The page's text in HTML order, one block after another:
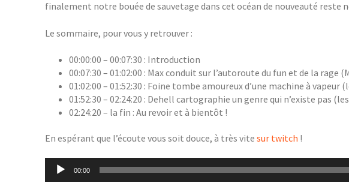
finalement notre bouée de sauvetage dans cet océan de nouveauté reste
Le sommaire, pour vous y retrouver :
00:00:00 – 00:07:30 : Introduction
00:07:30 – 01:02:00 : Max conduit sur l’autoroute du fun et de la rage
01:02:00 – 01:52:30 : Foine tombe amoureux d’une machine à vapeur
01:52:30 – 02:24:20 : Dehell cartographie un genre qui n’existe pas
02:24:20 – la fin : Au revoir et à bientôt !
En espérant que l’écoute vous soit douce, à très vite sur twitch !
Lecteur
audio
00:00